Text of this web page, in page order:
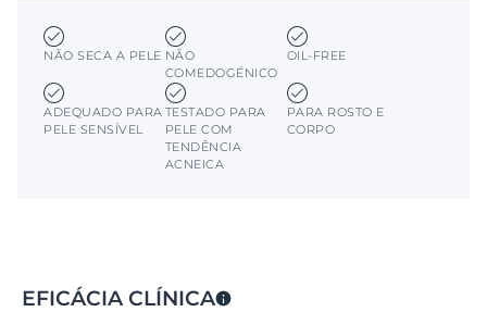
NÃO SECA A PELE NÃO
COMEDOGÉNICO
OIL-FREE
ADEQUADO PARA
PELE SENSÍVEL
TESTADO PARA
PELE COM
TENDÊNCIA
ACNEICA
PARA ROSTO E
CORPO
EFICÁCIA CLÍNICA